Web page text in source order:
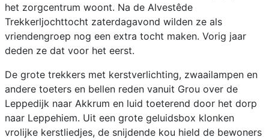
het zorgcentrum woont. Na de Alvestêde
Trekkerljochttocht zaterdagavond wilden ze als
vriendengroep nog een extra tocht maken. Vorig jaar
deden ze dat voor het eerst.
De grote trekkers met kerstverlichting, zwaailampen en
andere toeters en bellen reden vanuit Grou over de
Leppedijk naar Akkrum en luid toeterend door het dorp
naar Leppehiem. Uit een grote geluidsbox klonken
vrolijke kerstliedjes, de snijdende kou hield de bewoners